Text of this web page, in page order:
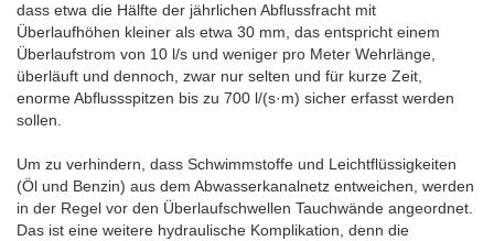
dass etwa die Hälfte der jährlichen Abflussfracht mit
Überlaufhöhen kleiner als etwa 30 mm, das entspricht einem
Überlaufstrom von 10 l/s und weniger pro Meter Wehrlänge,
überläuft und dennoch, zwar nur selten und für kurze Zeit,
enorme Abflussspitzen bis zu 700 l/(s·m) sicher erfasst werden
sollen.
Um zu verhindern, dass Schwimmstoffe und Leichtflüssigkeiten
(Öl und Benzin) aus dem Abwasserkanalnetz entweichen, werden
in der Regel vor den Überlaufschwellen Tauchwände angeordnet.
Das ist eine weitere hydraulische Komplikation, denn die